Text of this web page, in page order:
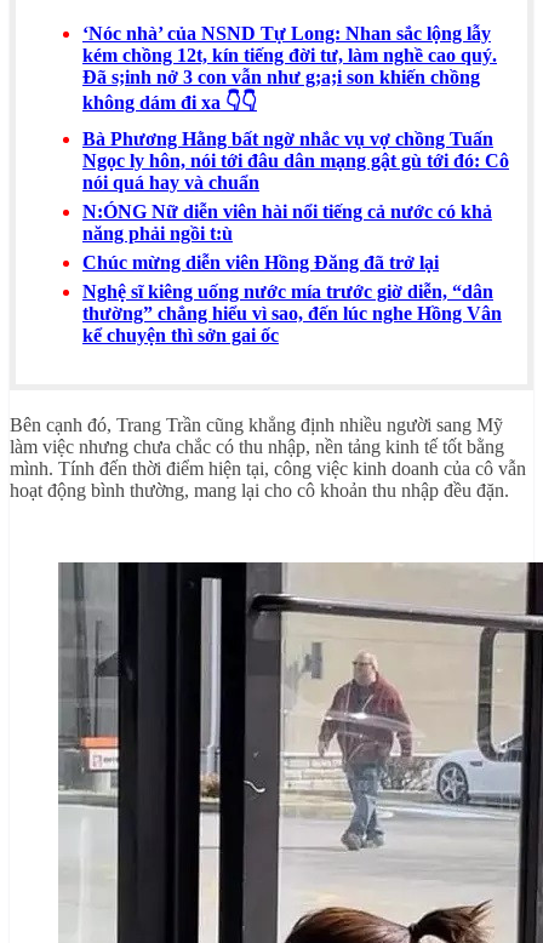
‘Nóc nhà’ của NSND Tự Long: Nhan sắc lộng lẫy
kém chồng 12t, kín tiếng đời tư, làm nghề cao quý.
Đã s;inh nở 3 con vẫn như g;a;i son khiến chồng
không dám đi xa 👇👇
Bà Phương Hằng bất ngờ nhắc vụ vợ chồng Tuấn
Ngọc ly hôn, nói tới đâu dân mạng gật gù tới đó: Cô
nói quá hay và chuẩn
N:ÓNG Nữ diễn viên hài nổi tiếng cả nước có khả
năng phải ngồi t:ù
Chúc mừng diễn viên Hồng Đăng đã trở lại
Nghệ sĩ kiêng uống nước mía trước giờ diễn, “dân
thường” chẳng hiểu vì sao, đến lúc nghe Hồng Vân
kể chuyện thì sởn gai ốc
Bên cạnh đó, Trang Trần cũng khẳng định nhiều người sang Mỹ
làm việc nhưng chưa chắc có thu nhập, nền tảng kinh tế tốt bằng
mình. Tính đến thời điểm hiện tại, công việc kinh doanh của cô vẫn
hoạt động bình thường, mang lại cho cô khoản thu nhập đều đặn.